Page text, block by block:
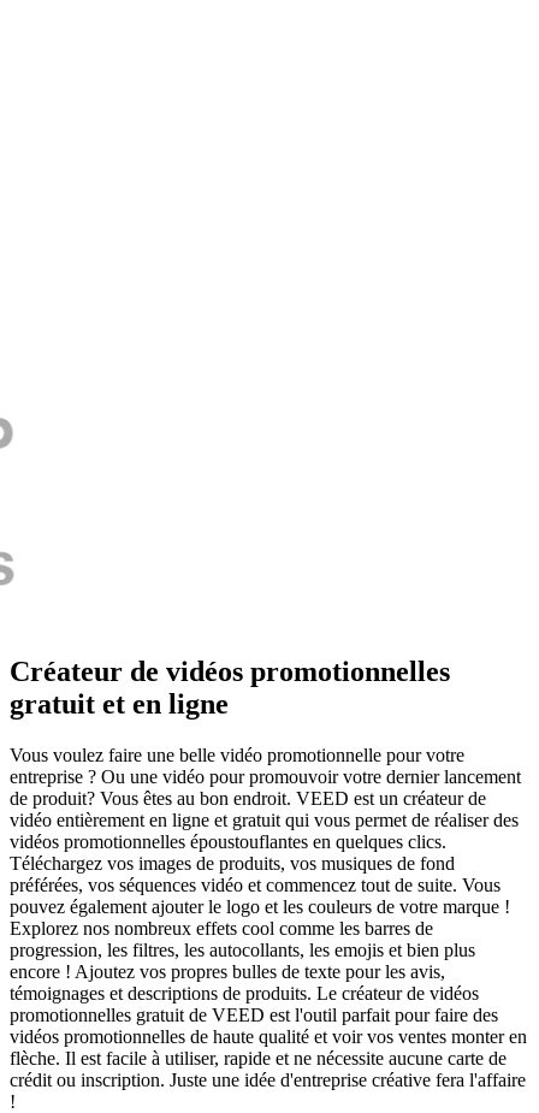
Créateur de vidéos promotionnelles
gratuit et en ligne
Vous voulez faire une belle vidéo promotionnelle pour votre
entreprise ? Ou une vidéo pour promouvoir votre dernier lancement
de produit? Vous êtes au bon endroit. VEED est un créateur de
vidéo entièrement en ligne et gratuit qui vous permet de réaliser des
vidéos promotionnelles époustouflantes en quelques clics.
Téléchargez vos images de produits, vos musiques de fond
préférées, vos séquences vidéo et commencez tout de suite. Vous
pouvez également ajouter le logo et les couleurs de votre marque !
Explorez nos nombreux effets cool comme les barres de
progression, les filtres, les autocollants, les emojis et bien plus
encore ! Ajoutez vos propres bulles de texte pour les avis,
témoignages et descriptions de produits. Le créateur de vidéos
promotionnelles gratuit de VEED est l'outil parfait pour faire des
vidéos promotionnelles de haute qualité et voir vos ventes monter en
flèche. Il est facile à utiliser, rapide et ne nécessite aucune carte de
crédit ou inscription. Juste une idée d'entreprise créative fera l'affaire
!